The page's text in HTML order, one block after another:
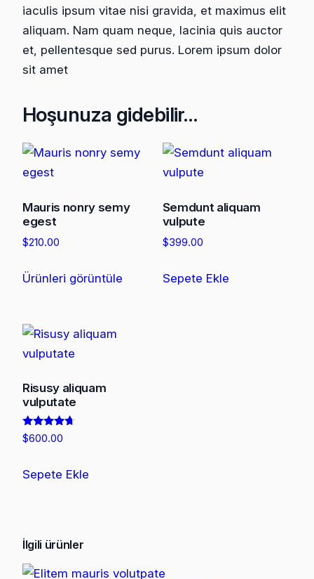
iaculis ipsum vitae nisi gravida, et maximus elit
aliquam. Nam quam neque, lacinia quis auctor
et, pellentesque sed purus. Lorem ipsum dolor
sit amet
Hoşunuza gidebilir…
Mauris nonry semy
egest
$210.00
Ürünleri görüntüle
Semdunt aliquam
vulpute
$399.00
Sepete Ekle
Risusy aliquam
vulputate
5
üzerinden
$600.00
Sepete Ekle
İlgili ürünler